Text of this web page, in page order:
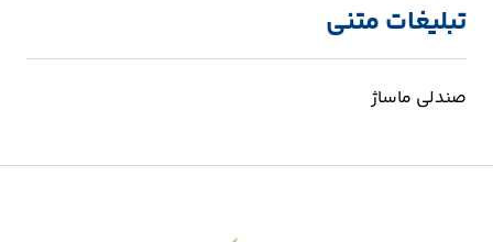
تبلیغات متنی
صندلی ماساژ